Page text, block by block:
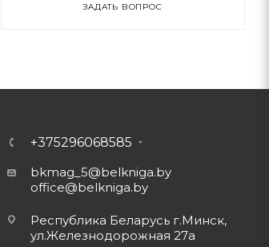
ЗАДАТЬ ВОПРОС
+375296068585
bkmag_5@belkniga.by
office@belkniga.by
Республика Беларусь г.Минск,
ул.Железнодорожная 27а